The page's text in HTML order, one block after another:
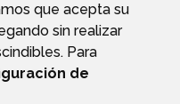
que acepta su
sin realizar
Para
de